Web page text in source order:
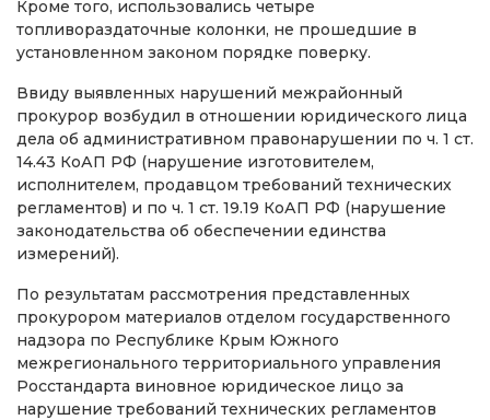
Кроме того, использовались четыре
топливораздаточные колонки, не прошедшие в
установленном законом порядке поверку.
Ввиду выявленных нарушений межрайонный
прокурор возбудил в отношении юридического лица
дела об административном правонарушении по ч. 1 ст.
14.43 КоАП РФ (нарушение изготовителем,
исполнителем, продавцом требований технических
регламентов) и по ч. 1 ст. 19.19 КоАП РФ (нарушение
законодательства об обеспечении единства
измерений).
По результатам рассмотрения представленных
прокурором материалов отделом государственного
надзора по Республике Крым Южного
межрегионального территориального управления
Росстандарта виновное юридическое лицо за
нарушение требований технических регламентов